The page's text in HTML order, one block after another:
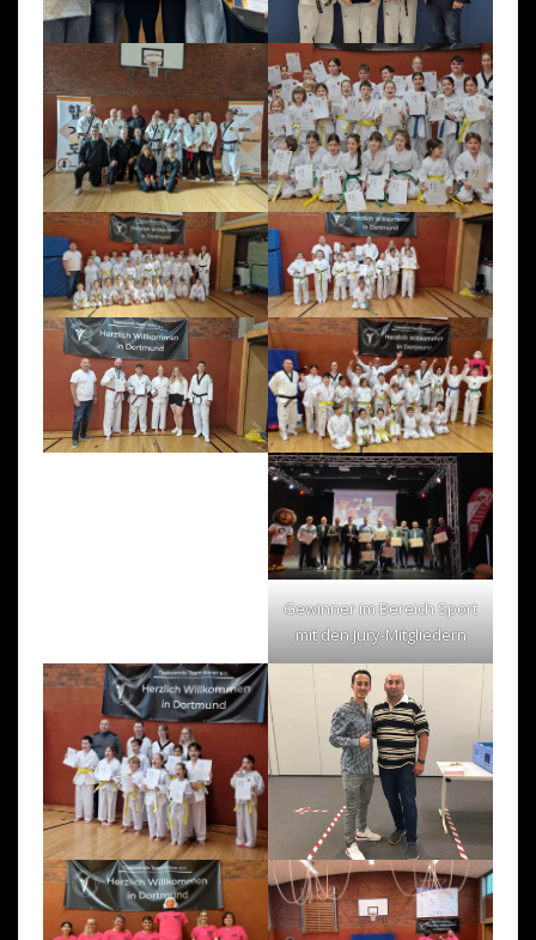
Gewinner im Bereich Sport
mit den Jury-Mitgliedern